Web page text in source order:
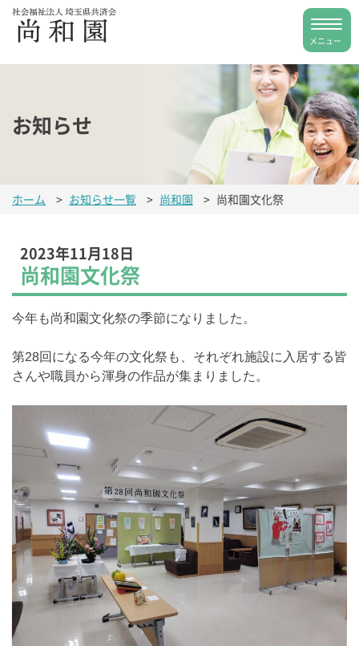
お知らせ
ホーム > お知らせ一覧 > 尚和園 > 尚和園文化祭
2023年11月18日
尚和園文化祭
今年も尚和園文化祭の季節になりました。
第28回になる今年の文化祭も、それぞれ施設に入居する皆
さんや職員から渾身の作品が集まりました。